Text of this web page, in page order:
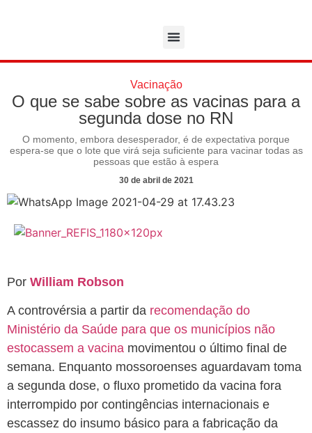
Vacinação
O que se sabe sobre as vacinas para a
segunda dose no RN
O momento, embora desesperador, é de expectativa porque
espera-se que o lote que virá seja suficiente para vacinar todas as
pessoas que estão à espera
30 de abril de 2021
Por William Robson
A controvérsia a partir da recomendação do
Ministério da Saúde para que os municípios não
estocassem a vacina movimentou o último final de
semana. Enquanto mossoroenses aguardavam toma
a segunda dose, o fluxo prometido da vacina fora
interrompido por contingências internacionais e
escassez do insumo básico para a fabricação da